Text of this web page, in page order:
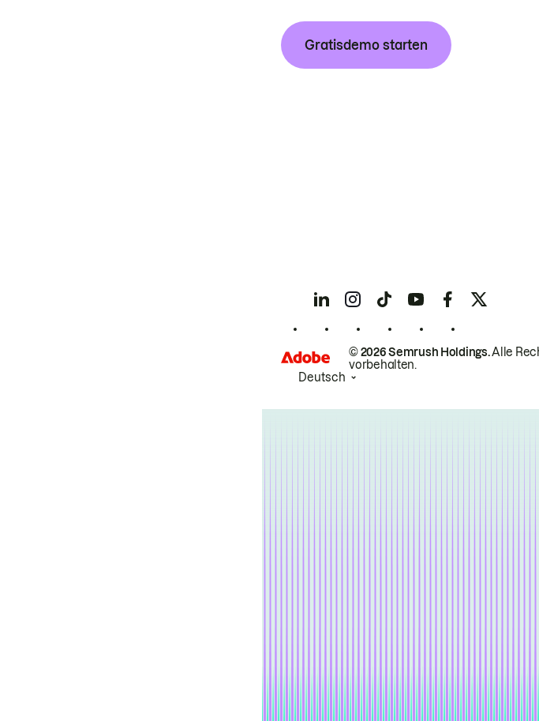
Gratisdemo starten
© 2026 Semrush Holdings.Alle
vorbehalten.
Deutsch